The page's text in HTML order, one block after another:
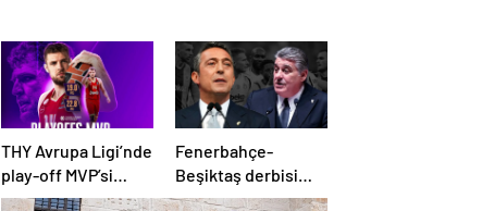
THY Avrupa Ligi’nde
play-off MVP’si
Sasha Vezenkov
Fenerbahçe-
Beşiktaş derbisi
öncesi başkanların